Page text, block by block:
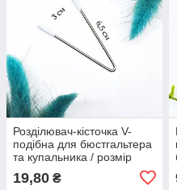
Розділювач-кісточка V-
подібна для бюстгальтера
та купальника / розмір
3x6,5 см / замовлення від
1 штуки
19,80 ₴